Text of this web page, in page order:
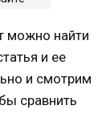
можно найти
и ее
и смотрим
сравнить